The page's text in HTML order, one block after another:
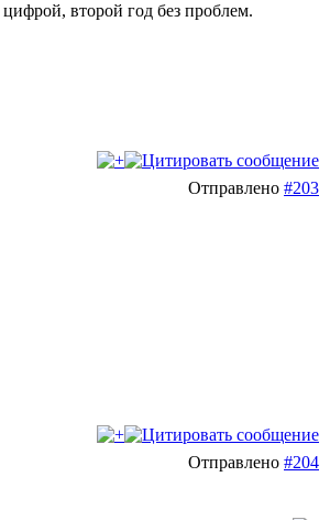
второй год без проблем.
Отправлено #203
Отправлено #204